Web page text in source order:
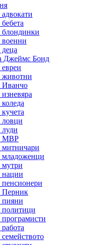
блондинки
военни
деца
Джеймс Бонд
евреи
животни
Иванчо
ловци
луди
МВР
митничари
младоженци
мутри
нации
пенсионери
Перник
пияни
политици
програмисти